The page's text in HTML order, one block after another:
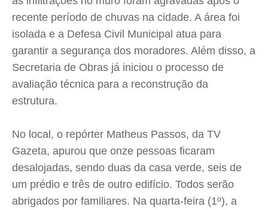
recente período de chuvas na cidade. A área foi
isolada e a Defesa Civil Municipal atua para
garantir a segurança dos moradores. Além disso, a
Secretaria de Obras já iniciou o processo de
avaliação técnica para a reconstrução da
estrutura.
No local, o repórter Matheus Passos, da TV
Gazeta, apurou que onze pessoas ficaram
desalojadas, sendo duas da casa verde, seis de
um prédio e três de outro edifício. Todos serão
abrigados por familiares. Na quarta-feira (1º), a